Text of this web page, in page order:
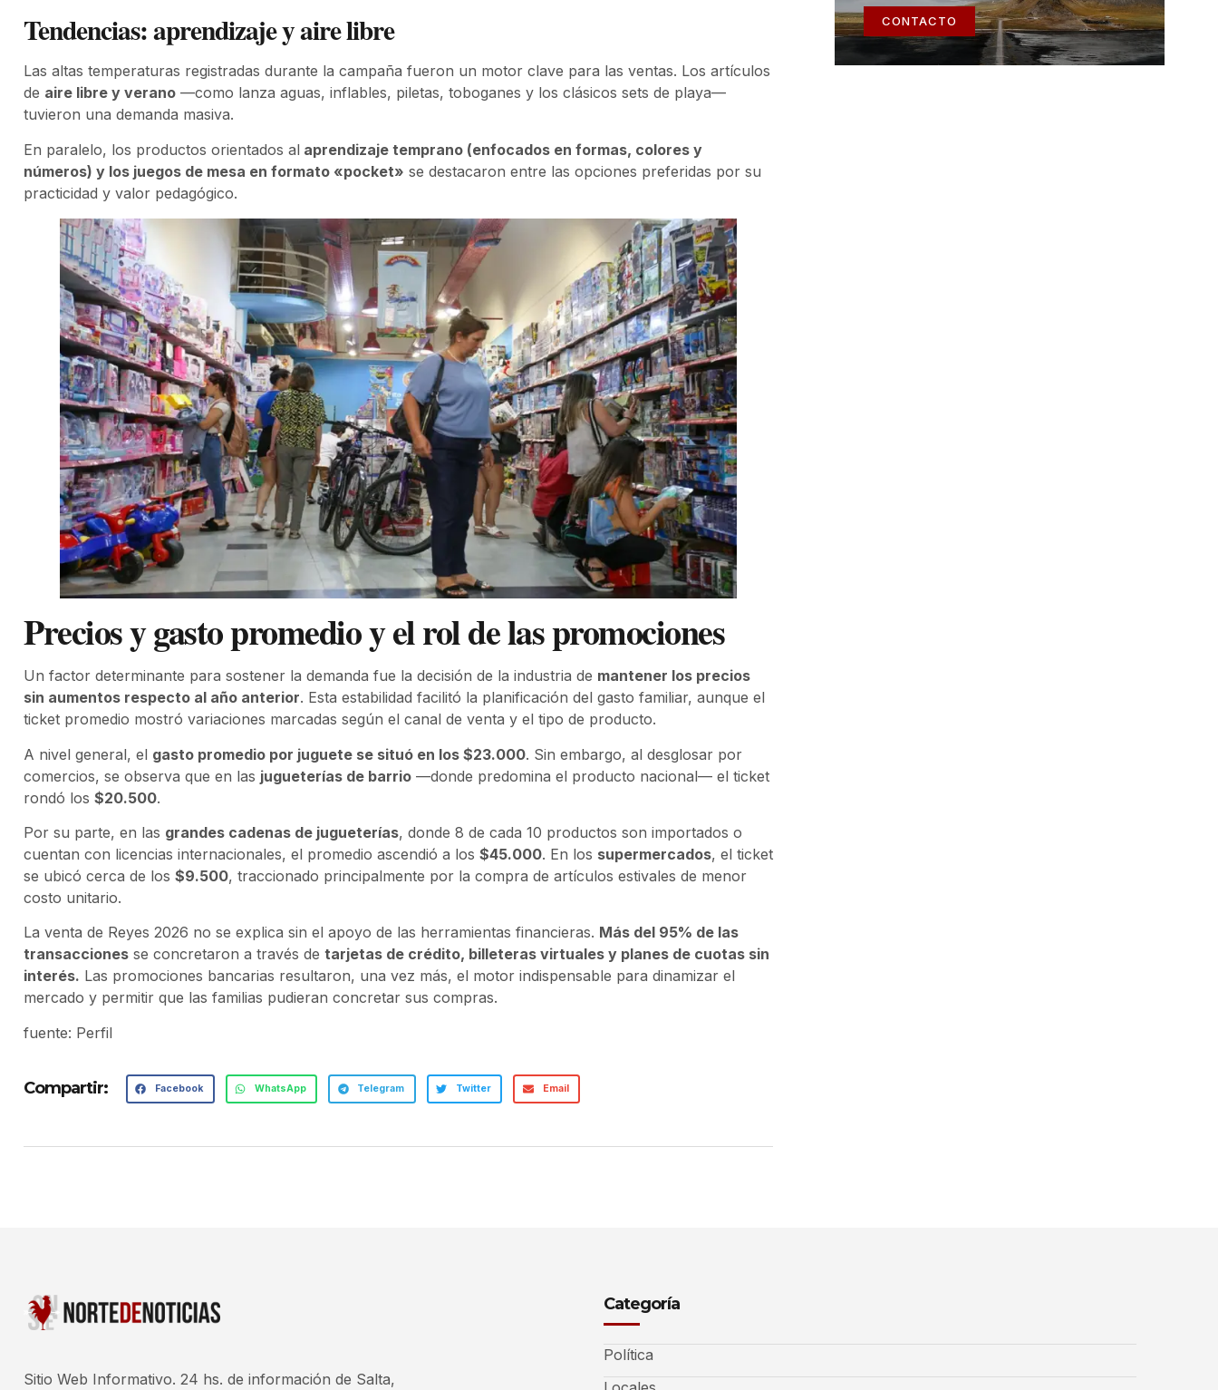
Tendencias: aprendizaje y aire libre
Las altas temperaturas registradas durante la campaña fueron un motor clave para las ventas. Los artículos
de aire libre y verano —como lanza aguas, inflables, piletas, toboganes y los clásicos sets de playa—
tuvieron una demanda masiva.
En paralelo, los productos orientados al aprendizaje temprano (enfocados en formas, colores y
números) y los juegos de mesa en formato «pocket» se destacaron entre las opciones preferidas por su
practicidad y valor pedagógico.
Precios y gasto promedio y el rol de las promociones
Un factor determinante para sostener la demanda fue la decisión de la industria de mantener los precios
sin aumentos respecto al año anterior. Esta estabilidad facilitó la planificación del gasto familiar, aunque el
ticket promedio mostró variaciones marcadas según el canal de venta y el tipo de producto.
A nivel general, el gasto promedio por juguete se situó en los $23.000. Sin embargo, al desglosar por
comercios, se observa que en las jugueterías de barrio —donde predomina el producto nacional— el ticket
rondó los $20.500.
Por su parte, en las grandes cadenas de jugueterías, donde 8 de cada 10 productos son importados o
cuentan con licencias internacionales, el promedio ascendió a los $45.000. En los supermercados, el ticket
se ubicó cerca de los $9.500, traccionado principalmente por la compra de artículos estivales de menor
costo unitario.
La venta de Reyes 2026 no se explica sin el apoyo de las herramientas financieras. Más del 95% de las
transacciones se concretaron a través de tarjetas de crédito, billeteras virtuales y planes de cuotas sin
interés. Las promociones bancarias resultaron, una vez más, el motor indispensable para dinamizar el
mercado y permitir que las familias pudieran concretar sus compras.
fuente: Perfil
Compartir: Facebook WhatsApp Telegram Twitter Email
CONTACTO
Sitio Web Informativo. 24 hs. de información de Salta,
Categoría
Política